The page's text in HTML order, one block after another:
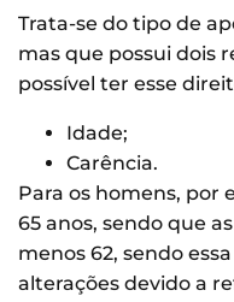
Trata-se do tipo de
mas que possui dois
possível ter esse
Idade;
Carência.
Para os homens, por
65 anos, sendo que
menos 62, sendo
alterações devido a